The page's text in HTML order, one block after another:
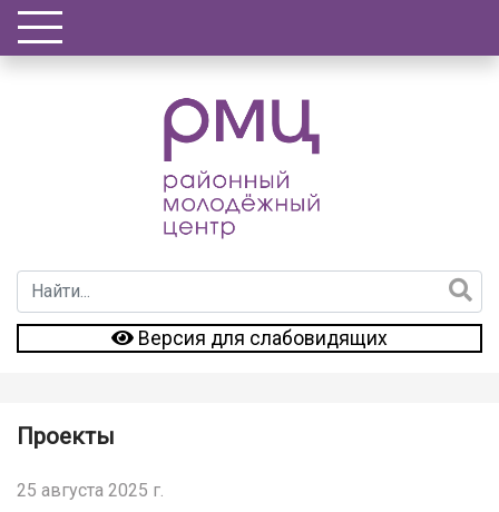
Версия для слабовидящих
Проекты
25 августа 2025 г.